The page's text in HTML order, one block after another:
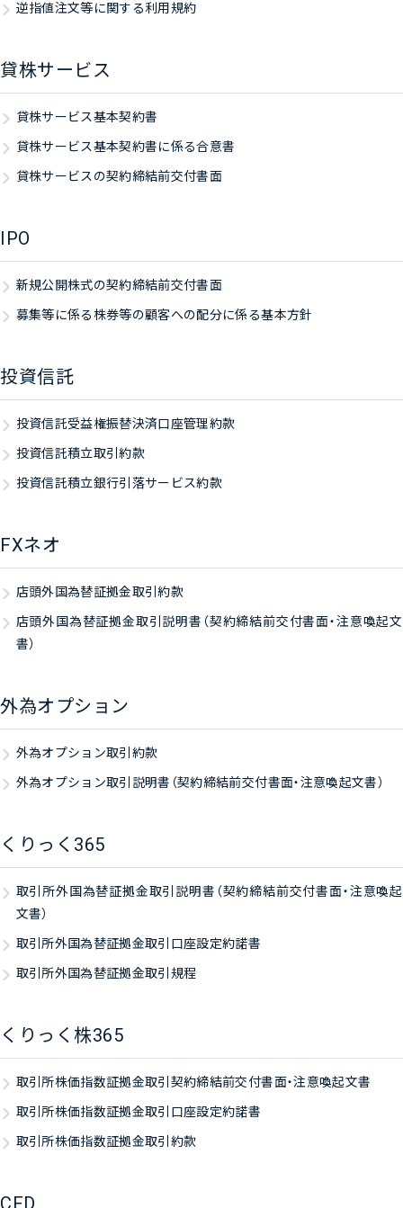
逆指値注文等に関する利用規約
貸株サービス
貸株サービス基本契約書
貸株サービス基本契約書に係る合意書
貸株サービスの契約締結前交付書面
IPO
新規公開株式の契約締結前交付書面
募集等に係る株券等の顧客への配分に係る基本方針
投資信託
投資信託受益権振替決済口座管理約款
投資信託積立取引約款
投資信託積立銀行引落サービス約款
FXネオ
店頭外国為替証拠金取引約款
店頭外国為替証拠金取引説明書（契約締結前交付書面・注意喚起文
書）
外為オプション
外為オプション取引約款
外為オプション取引説明書（契約締結前交付書面・注意喚起文書）
くりっく365
取引所外国為替証拠金取引説明書（契約締結前交付書面・注意喚起
文書）
取引所外国為替証拠金取引口座設定約諾書
取引所外国為替証拠金取引規程
くりっく株365
取引所株価指数証拠金取引契約締結前交付書面・注意喚起文書
取引所株価指数証拠金取引口座設定約諾書
取引所株価指数証拠金取引約款
CFD